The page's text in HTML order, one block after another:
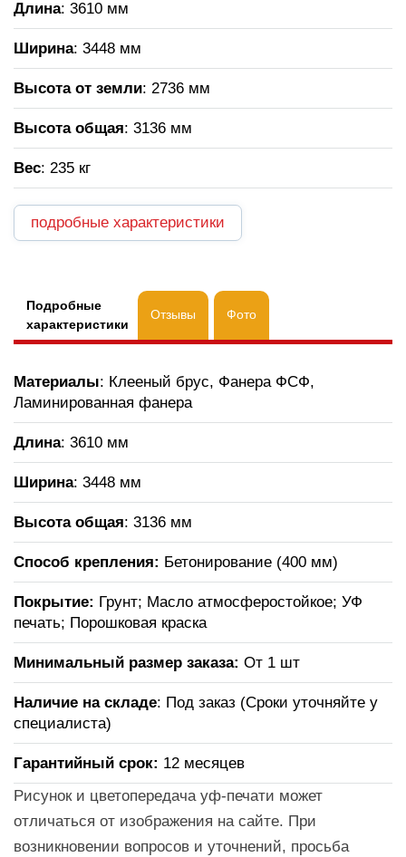
Длина: 3610 мм
Ширина: 3448 мм
Высота от земли: 2736 мм
Высота общая: 3136 мм
Вес: 235 кг
подробные характеристики
Подробные
характеристики
Отзывы Фото
Материалы: Клееный брус, Фанера ФСФ,
Ламинированная фанера
Длина: 3610 мм
Ширина: 3448 мм
Высота общая: 3136 мм
Способ крепления: Бетонирование (400 мм)
Покрытие: Грунт; Масло атмосферостойкое; УФ
печать; Порошковая краска
Минимальный размер заказа: От 1 шт
Наличие на складе: Под заказ (Сроки уточняйте у
специалиста)
Гарантийный срок: 12 месяцев
Рисунок и цветопередача уф-печати может
отличаться от изображения на сайте. При
возникновении вопросов и уточнений, просьба